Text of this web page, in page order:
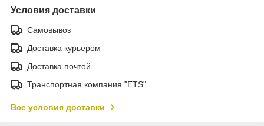
Условия доставки
Самовывоз
Доставка курьером
Доставка почтой
Транспортная компания "ETS"
Все условия доставки